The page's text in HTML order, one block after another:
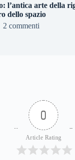
l’antica arte della
dello spazio
2 commenti
0
Article Rating